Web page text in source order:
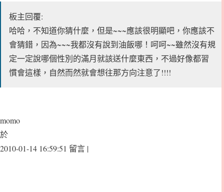
板主回覆:
哈哈，不知道你猜什麼，但是~~~應該很明顯吧，你應該不
會猜錯，因為~~~我都沒有說到油飯哪！呵呵~~雖然沒有規
定一定說哪個性別的滿月就該送什麼東西，不過好像都習
慣會這樣，自然而然就會想往那方向注意了!!!!
momo
於
2010-01-14 16:59:51 留言 |